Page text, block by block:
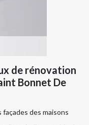
de rénovation
Bonnet De
des maisons